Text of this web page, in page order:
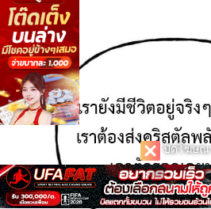
ปิดโฆษณ